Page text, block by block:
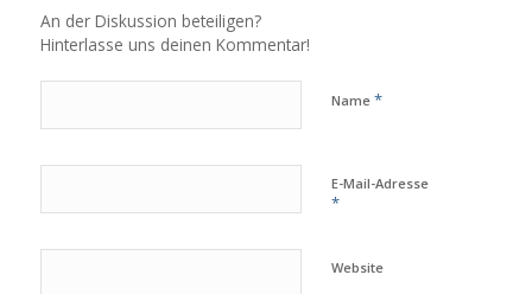
An der Diskussion beteiligen?
Hinterlasse uns deinen Kommentar!
Name *
E-Mail-Adresse
*
Website